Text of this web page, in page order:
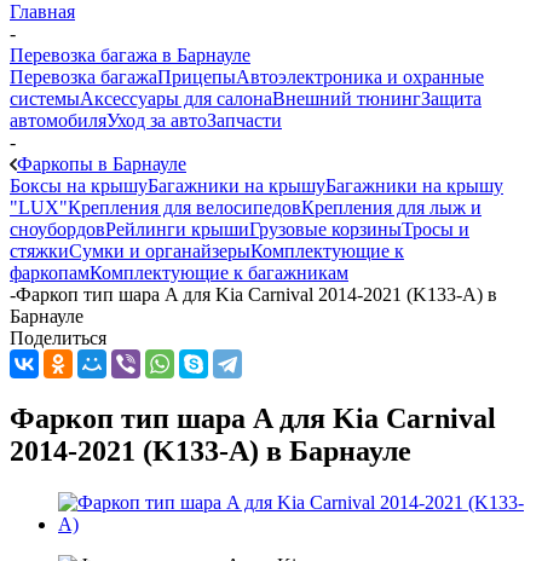
Главная
-
Перевозка багажа в Барнауле
Перевозка багажаПрицепыАвтоэлектроника и охранные
системыАксессуары для салонаВнешний тюнингЗащита
автомобиляУход за автоЗапчасти
-
Фаркопы в Барнауле
Боксы на крышуБагажники на крышуБагажники на крышу
"LUX"Крепления для велосипедовКрепления для лыж и
сноубордовРейлинги крышиГрузовые корзиныТросы и
стяжкиСумки и органайзерыКомплектующие к
фаркопамКомплектующие к багажникам
-Фаркоп тип шара A для Kia Carnival 2014-2021 (K133-A) в
Барнауле
Поделиться
Фаркоп тип шара A для Kia Carnival
2014-2021 (K133-A) в Барнауле